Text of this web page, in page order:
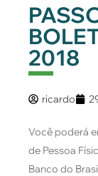
2018
ricardo
Você poderá
de Pessoa
Banco do